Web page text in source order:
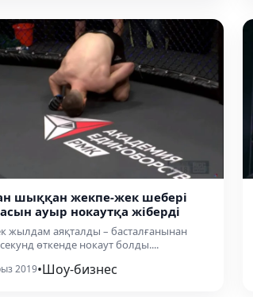
шыққан жекпе-жек шебері
ауыр нокаутқа жіберді
жылдам аяқталды – басталғанынан
секунд өткенде нокаут болды....
2019•Шоу-бизнес